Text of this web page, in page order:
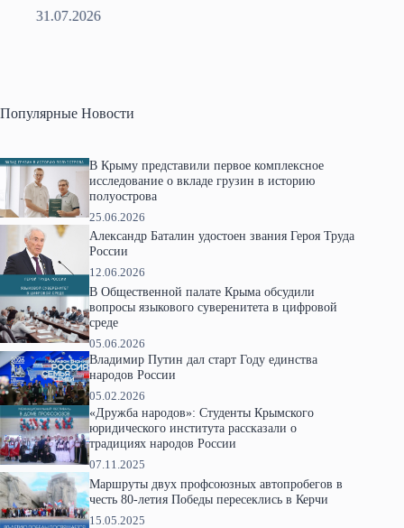
28.07.2026
Популярные Новости
В Крыму представили первое комплексное
исследование о вкладе грузин в историю
полуострова
25.06.2026
Александр Баталин удостоен звания Героя Труда
России
12.06.2026
В Общественной палате Крыма обсудили
вопросы языкового суверенитета в цифровой
среде
05.06.2026
Владимир Путин дал старт Году единства
народов России
05.02.2026
«Дружба народов»: Студенты Крымского
юридического института рассказали о
традициях народов России
07.11.2025
Маршруты двух профсоюзных автопробегов в
честь 80-летия Победы пересеклись в Керчи
15.05.2025